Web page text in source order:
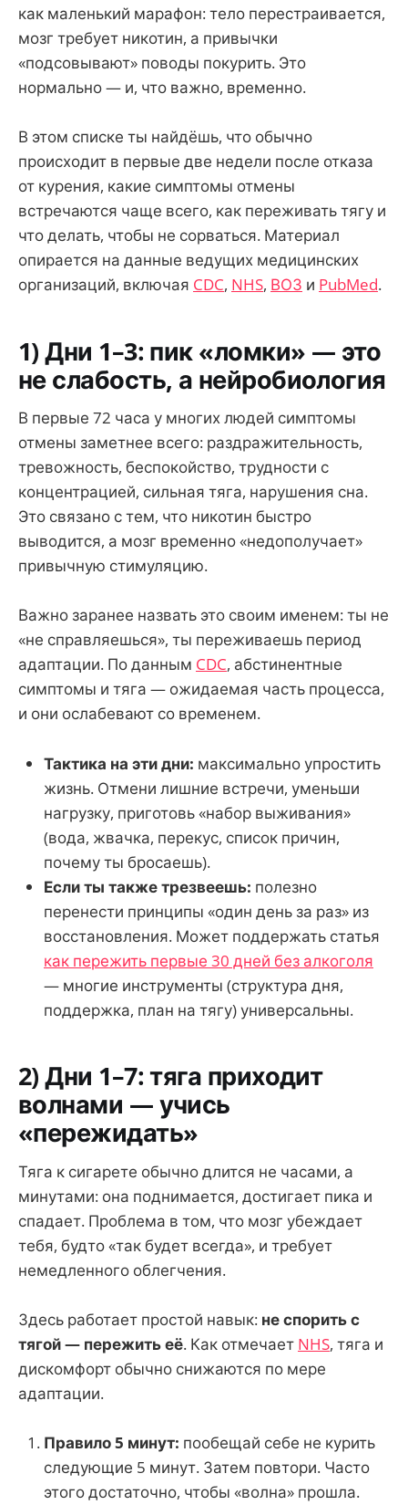
как маленький марафон: тело перестраивается,
мозг требует никотин, а привычки
«подсовывают» поводы покурить. Это
нормально — и, что важно, временно.
В этом списке ты найдёшь, что обычно
происходит в первые две недели после отказа
от курения, какие симптомы отмены
встречаются чаще всего, как переживать тягу и
что делать, чтобы не сорваться. Материал
опирается на данные ведущих медицинских
организаций, включая CDC, NHS, ВОЗ и PubMed.
1) Дни 1–3: пик «ломки» — это
не слабость, а нейробиология
В первые 72 часа у многих людей симптомы
отмены заметнее всего: раздражительность,
тревожность, беспокойство, трудности с
концентрацией, сильная тяга, нарушения сна.
Это связано с тем, что никотин быстро
выводится, а мозг временно «недополучает»
привычную стимуляцию.
Важно заранее назвать это своим именем: ты не
«не справляешься», ты переживаешь период
адаптации. По данным CDC, абстинентные
симптомы и тяга — ожидаемая часть процесса,
и они ослабевают со временем.
Тактика на эти дни: максимально упростить
жизнь. Отмени лишние встречи, уменьши
нагрузку, приготовь «набор выживания»
(вода, жвачка, перекус, список причин,
почему ты бросаешь).
Если ты также трезвеешь: полезно
перенести принципы «один день за раз» из
восстановления. Может поддержать статья
как пережить первые 30 дней без алкоголя
— многие инструменты (структура дня,
поддержка, план на тягу) универсальны.
2) Дни 1–7: тяга приходит
волнами — учись
«пережидать»
Тяга к сигарете обычно длится не часами, а
минутами: она поднимается, достигает пика и
спадает. Проблема в том, что мозг убеждает
тебя, будто «так будет всегда», и требует
немедленного облегчения.
Здесь работает простой навык: не спорить с
тягой — пережить её. Как отмечает NHS, тяга и
дискомфорт обычно снижаются по мере
адаптации.
Правило 5 минут: пообещай себе не курить
следующие 5 минут. Затем повтори. Часто
этого достаточно, чтобы «волна» прошла.